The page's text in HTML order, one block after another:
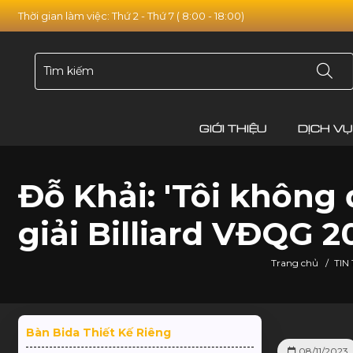
Thời gian làm việc: Thứ 2 - Thứ 7 ( 8:00 - 18:00)
GIỚI THIỆU DỊCH VỤ
Đỗ Khải: 'Tôi
giải Billiard VĐQG
Trang chủ / TIN
Bàn Bida Thiết Kế Riêng